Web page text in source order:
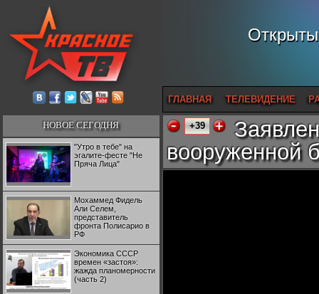
ГЛАВНАЯ ТЕЛЕВИДЕНИЕ
НОВОЕ СЕГОДНЯ
"Утро в тебе" на
эгалите-фесте "Не
Пряча Лица"
Мохаммед Фидель
Али Селем,
представитель
фронта Полисарио в
РФ
Экономика СССР
времен «застоя»:
жажда планомерности
(часть 2)
+39
вооруженной